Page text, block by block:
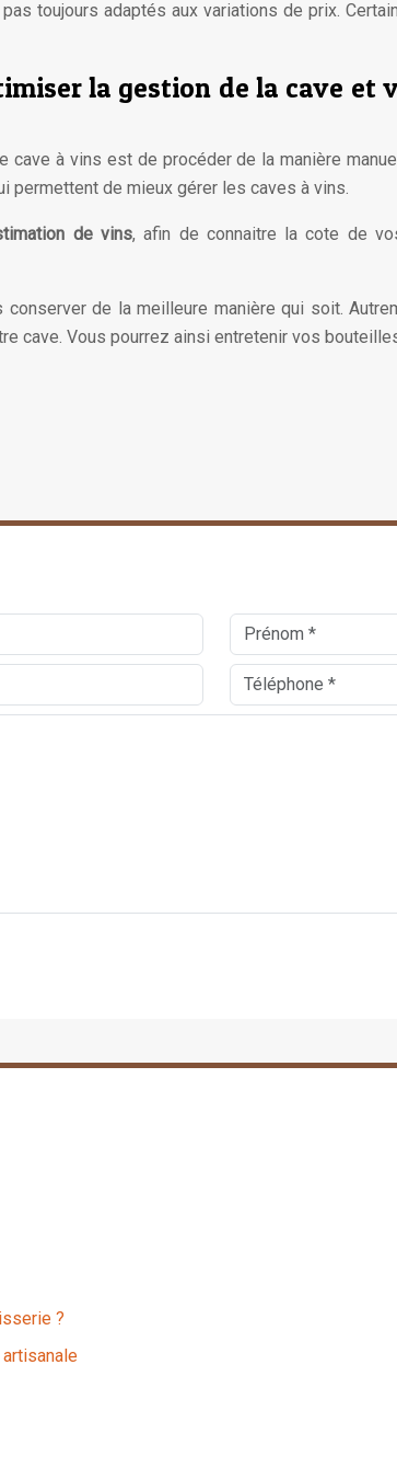
toujours adaptés aux variations de prix.
la gestion de la cave et
à vins est de procéder de la manière
de mieux gérer les caves à vins.
de vins, afin de connaitre la cote de
de la meilleure manière qui soit.
cave. Vous pourrez ainsi entretenir vos
?